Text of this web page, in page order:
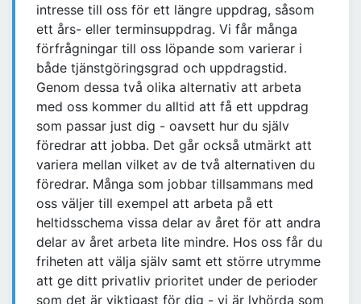
intresse till oss för ett längre uppdrag, såsom
ett års- eller terminsuppdrag. Vi får många
förfrågningar till oss löpande som varierar i
både tjänstgöringsgrad och uppdragstid.
Genom dessa två olika alternativ att arbeta
med oss kommer du alltid att få ett uppdrag
som passar just dig - oavsett hur du själv
föredrar att jobba. Det går också utmärkt att
variera mellan vilket av de två alternativen du
föredrar. Många som jobbar tillsammans med
oss väljer till exempel att arbeta på ett
heltidsschema vissa delar av året för att andra
delar av året arbeta lite mindre. Hos oss får du
friheten att välja själv samt ett större utrymme
att ge ditt privatliv prioritet under de perioder
som det är viktigast för dig - vi är lyhörda som